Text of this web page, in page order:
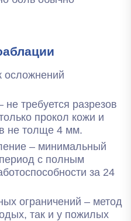
осложнений
требуется разрезов
прокол кожи и
не толще 4 мм.
– минимальный
с полным
за 24
ограничений – метод
так и у пожилых